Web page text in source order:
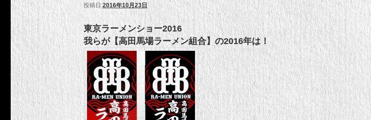
投稿日:2016年10月23日
東京ラーメンショー2016
我らが【高田馬場ラーメン組合】の2016年は！